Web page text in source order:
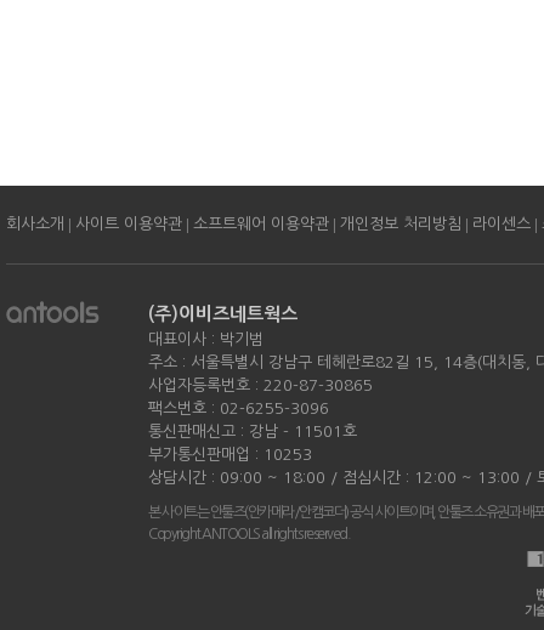
회사소개 | 사이트 이용약관 | 소프트웨어 이용약관 | 개인정보 처리방침 | 라이센스 |
(주)이비즈네트웍스
대표이사 : 박기범
주소 : 서울특별시 강남구 테헤란로82길 15, 14층(대치동,
사업자등록번호 : 220-87-30865
팩스번호 : 02-6255-3096
통신판매신고 : 강남 - 11501호
부가통신판매업 : 10253
상담시간 : 09:00 ~ 18:00 / 점심시간 : 12:00 ~ 13:00 /
본 사이트는 안툴즈(안카메라/안캠코더) 공식 사이트이며, 안툴즈 소유권과 배
Copyright ANTOOLS all rights reserved.